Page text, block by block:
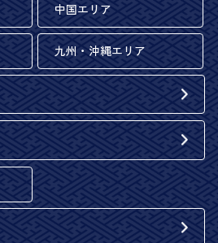
中国エリア
九州・沖縄エリア